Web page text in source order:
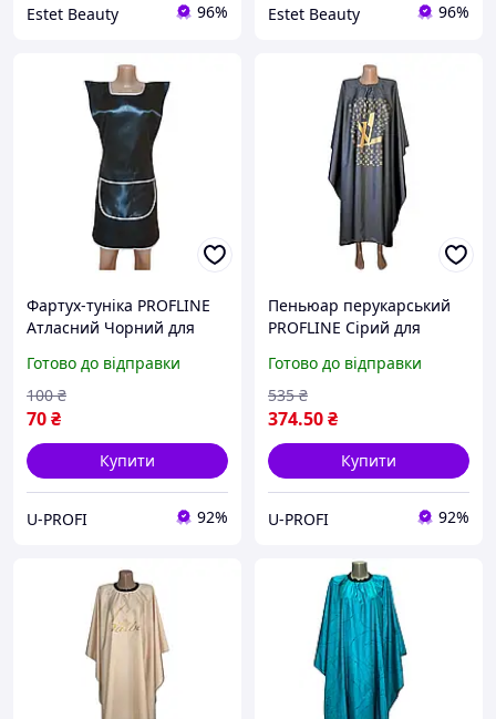
Estet Beauty 96% Estet Beauty 96%
Фартух-туніка PROFLINE
Атласний Чорний для
універсальний. З
накладною подвійною
кишенею. Арт 24374
Готово до відправки
70₴
100 ₴
Купити
U-PROFI 92%
Пеньюар перукарський
PROFLINE Сірий для
волосся з плащової
тканини 145×145 см. Арт
GR1451
Готово до відправки
374.50₴
535 ₴
Купити
U-PROFI 92%